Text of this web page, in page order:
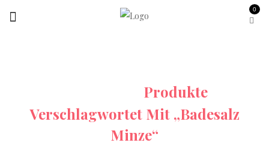
0
Produkte
Verschlagwortet Mit „Badesalz
Minze“